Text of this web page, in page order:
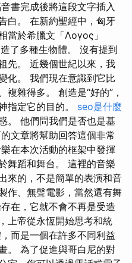
書完成後將這段文字插入
白。 在新約聖經中，匈牙
當於希臘文「Λογος」
了多種生物體。 沒有提到
先。 近幾個世紀以來，我
化。 我們現在意識到它比
雜得多。 創造是“好的”，
指定它的目的。 seo是什麼
。 他們問我們是否也是基
文章將幫助回答這個非常
在本次活動的框架中發揮
舞蹈和舞台。 這裡的音樂
來的，不是簡單的表演和音
作、無聲電影，當然還有舞
在，它就不會不再是受造
上帝從永恆開始思考和統
而是一個在許多不同利益
。 為了促進與哥白尼的對